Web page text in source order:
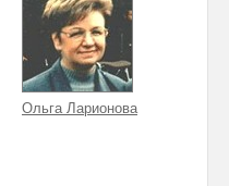
Ольга Ларионова